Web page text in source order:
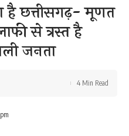
है छत्तीसगढ़- मूणत
से त्रस्त है
जनता
4 Min Read